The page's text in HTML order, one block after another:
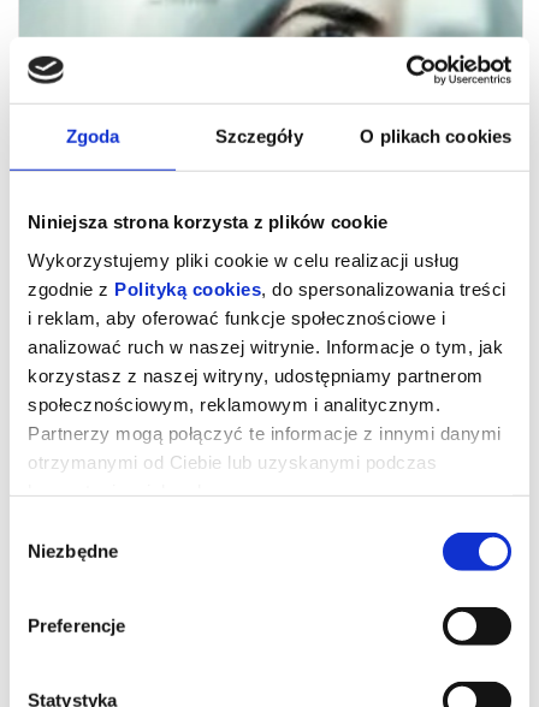
Zgoda Szczegóły O plikach cookies
Niniejsza strona korzysta z plików cookie
Wykorzystujemy pliki cookie w celu realizacji usług
zgodnie z Polityką cookies , do spersonalizowania treści
i reklam, aby oferować funkcje społecznościowe i
analizować ruch w naszej witrynie. Informacje o tym, jak
korzystasz z naszej witryny, udostępniamy partnerom
społecznościowym, reklamowym i analitycznym.
Partnerzy mogą połączyć te informacje z innymi danymi
otrzymanymi od Ciebie lub uzyskanymi podczas
zgody
Niezbędne
Preferencje
Statystyka
falę spekulacji po tym, jak w czasie transmisji na żywo nagle
zaczyna mówić w tajemniczym obcym języku. Zaczynają się
spekulacje o kontakcie z istotami pozaziemskimi.Analityk ds.
prawdopodobnie jest jedyną osobą, która choć nie wie jak to
możliwe, rozumie ten język i może przetłumaczyć go na angielski.